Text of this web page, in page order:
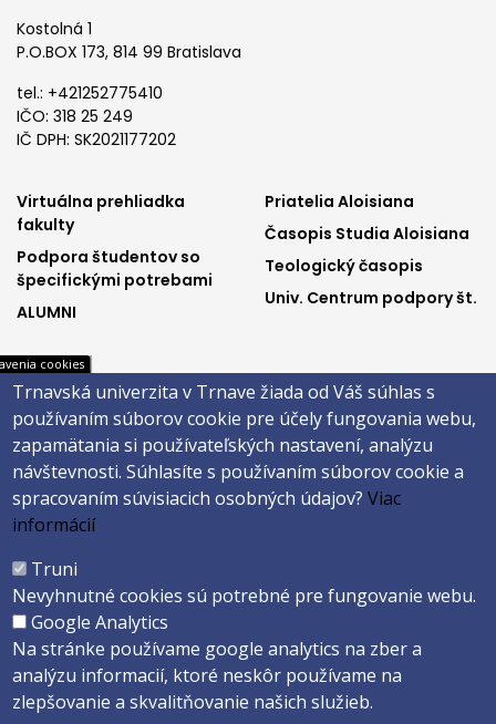
Kostolná 1
P.O.BOX 173, 814 99 Bratislava
tel.: +421252775410
IČO: 318 25 249
IČ DPH: SK2021177202
footer
menu1
Virtuálna prehliadka
fakulty
Podpora študentov so
špecifickými potrebami
ALUMNI
footer
menu2
Priatelia Aloisiana
Časopis Studia Aloisiana
Teologický časopis
Univ. Centrum podpory št.
footer
menu3
MAIS
Webmail na Office 365
Evidencia záv. prác
Univerzitné inf. systémy
footer
menu4
Facebook
Instagram
Youtube
Päta
Správca obsahu
Vyhlásenie o prístupnosti
Cookies
Copyright ©2026 Teologická fakulta · Trnavská univerzita v Trnave
Created by
cookies
Trnavská univerzita v Trnave žiada od Váš súhlas s
používaním súborov cookie pre účely fungovania webu,
zapamätania si používateľských nastavení, analýzu
návštevnosti. Súhlasíte s používaním súborov cookie a
spracovaním súvisiacich osobných údajov?Viac
informácií
Truni
Nevyhnutné cookies sú potrebné pre fungovanie webu.
Google Analytics
Na stránke používame google analytics na zber a
analýzu informacií, ktoré neskôr používame na
zlepšovanie a skvalitňovanie našich služieb.